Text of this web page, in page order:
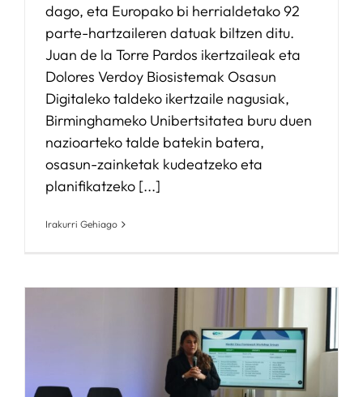
dago, eta Europako bi herrialdetako 92
parte-hartzaileren datuak biltzen ditu.
Juan de la Torre Pardos ikertzaileak eta
Dolores Verdoy Biosistemak Osasun
Digitaleko taldeko ikertzaile nagusiak,
Birminghameko Unibertsitatea buru duen
nazioarteko talde batekin batera,
osasun-zainketak kudeatzeko eta
planifikatzeko [...]
Irakurri Gehiago